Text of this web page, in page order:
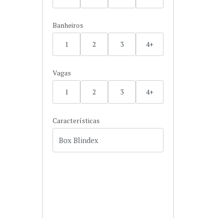
Banheiros
1 2 3 4+
Vagas
1 2 3 4+
Características